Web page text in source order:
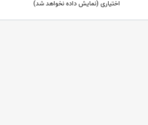
اختیاری (نمایش داده نخواهد شد)